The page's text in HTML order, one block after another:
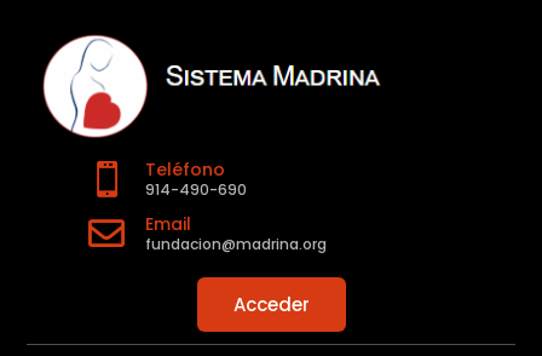
 Teléfono
914-490-690
 Email
fundacion@madrina.org
Acceder